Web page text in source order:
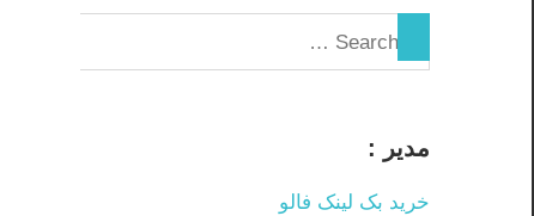
مدیر :
خرید بک لینک فالو